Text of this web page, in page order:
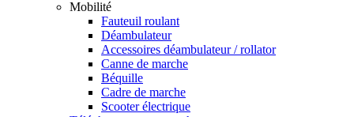
Mobilité
Fauteuil roulant
Déambulateur
Accessoires déambulateur / rollator
Canne de marche
Béquille
Cadre de marche
Scooter électrique